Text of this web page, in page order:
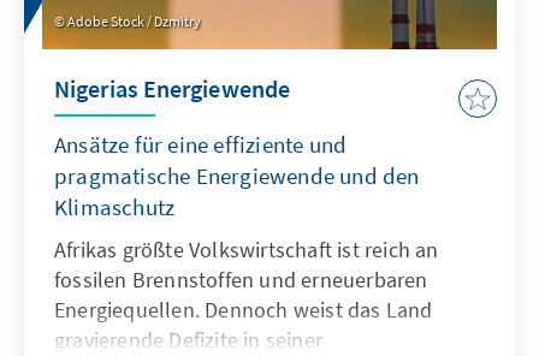
Adobe Stock / Dzmitry
Nigerias Energiewende
Ansätze für eine effiziente und
pragmatische Energiewende und den
Klimaschutz
Afrikas größte Volkswirtschaft ist reich an
fossilen Brennstoffen und erneuerbaren
Energiequellen. Dennoch weist das Land
gravierende Defizite in seiner